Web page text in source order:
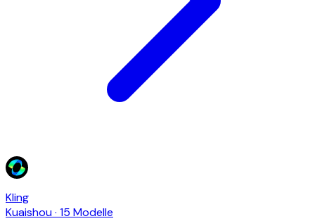
Kling
Kuaishou· 15 Modelle